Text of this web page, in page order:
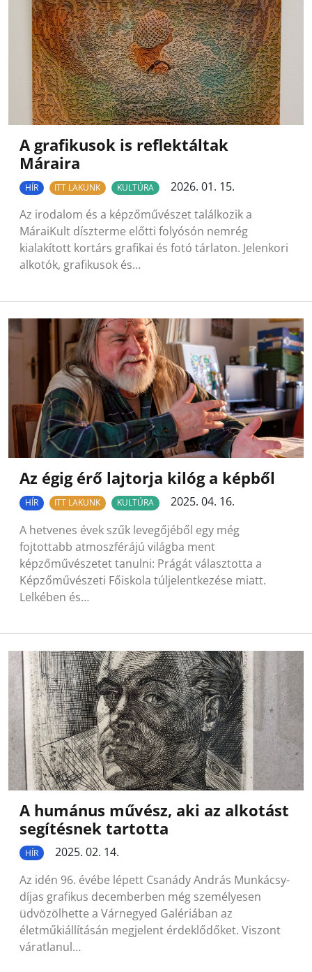
A grafikusok is reflektáltak
Máraira
HÍR ITT LAKUNK KULTÚRA
2026. 01. 15.
Az irodalom és a képzőművészet találkozik a
MáraiKult díszterme előtti folyósón nemrég
kialakított kortárs grafikai és fotó tárlaton. Jelenkori
alkotók, grafikusok és…
Az égig érő lajtorja kilóg a képből
HÍR ITT LAKUNK KULTÚRA
2025. 04. 16.
A hetvenes évek szűk levegőjéből egy még
fojtottabb atmoszférájú világba ment
képzőművészetet tanulni: Prágát választotta a
Képzőművészeti Főiskola túljelentkezése miatt.
Lelkében és…
A humánus művész, aki az alkotást
segítésnek tartotta
HÍR
2025. 02. 14.
Az idén 96. évébe lépett Csanády András Munkácsy-
díjas grafikus decemberben még személyesen
üdvözölhette a Várnegyed Galériában az
életműkiállításán megjelent érdeklődőket. Viszont
váratlanul…